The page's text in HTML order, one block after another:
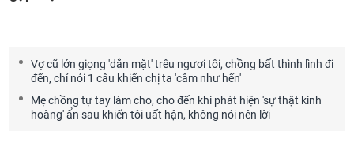
Vợ cũ lớn giọng 'dằn mặt' trêu ngươi tôi, chồng bất thình lình đi
đến, chỉ nói 1 câu khiến chị ta 'câm như hến'
Mẹ chồng tự tay làm cho, cho đến khi phát hiện 'sự thật kinh
hoàng' ẩn sau khiến tôi uất hận, không nói nên lời